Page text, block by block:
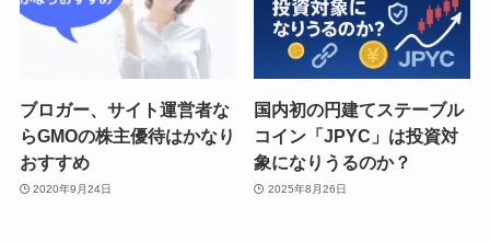
ブロガー、サイト運営者な
らGMOの株主優待はかなり
おすすめ
2020年9月24日
国内初の円建てステーブル
コイン「JPYC」は投資対
象になりうるのか？
2025年8月26日